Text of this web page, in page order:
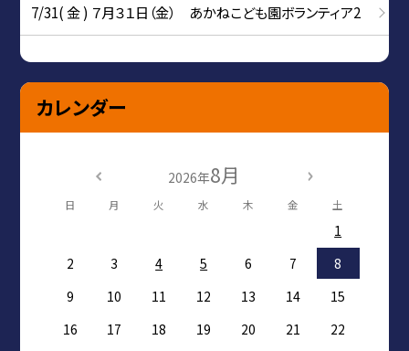
7/31( 金 ) ７月３１日（金） あかねこども園ボランティア2
カレンダー
2026年8月
日 月 火 水 木 金 土
1
2
3 4 5 6 7
8
9
10 11 12 13 14
15
16
17 18 19 20 21
22